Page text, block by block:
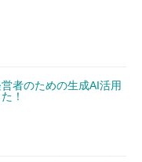
者のための生成AI活用
！